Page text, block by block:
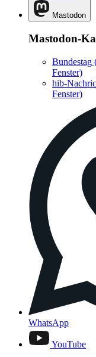
Mastodon
Mastodon-
Bundestag
Fenster)
hib-
Fenster)
WhatsApp
YouTube